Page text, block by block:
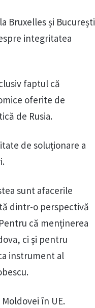
Bruxelles și București
integritatea
faptul că
oferite de
de Rusia.
de soluționare a
sunt afacerile
dintr-o perspectivă
că menținerea
ci și pentru
instrument al
în UE.